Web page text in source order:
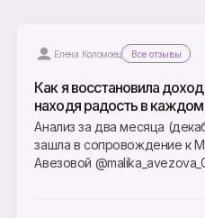
Елена Коломоец Все отзывы
Как я восстановила
находя радость в
Анализ за два месяца
зашла в сопровождение к
Авезовой